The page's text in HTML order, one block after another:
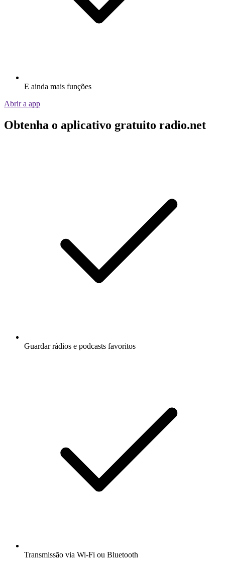
E ainda mais funções
Abrir a app
Obtenha o aplicativo gratuito radio.net
Guardar rádios e podcasts favoritos
Transmissão via Wi-Fi ou Bluetooth